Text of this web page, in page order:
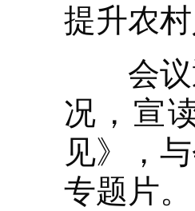
提升农
会议通
况，宣
见》，
专题片。